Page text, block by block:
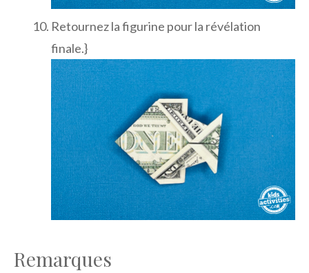
Retournez la figurine pour la révélation
finale.}
Remarques